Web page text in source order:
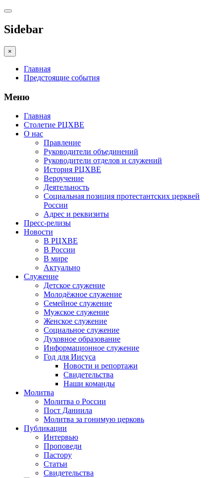
Sidebar
×
Главная
Предстоящие события
Меню
Главная
Столетие РЦХВЕ
О нас
Правление
Руководители объединений
Руководители отделов и служений
История РЦХВЕ
Вероучение
Деятельность
Социальная позиция протестантских церквей
России
Адрес и реквизиты
Пресс-релизы
Новости
В РЦХВЕ
В России
В мире
Актуально
Служение
Детское служение
Молодёжное служение
Семейное служение
Мужское служение
Женское служение
Социальное служение
Духовное образование
Информационное служение
Год для Иисуса
Новости и репортажи
Свидетельства
Наши команды
Молитва
Молитва о России
Пост Даниила
Молитва за гонимую церковь
Публикации
Интервью
Проповеди
Пастору
Статьи
Свидетельства